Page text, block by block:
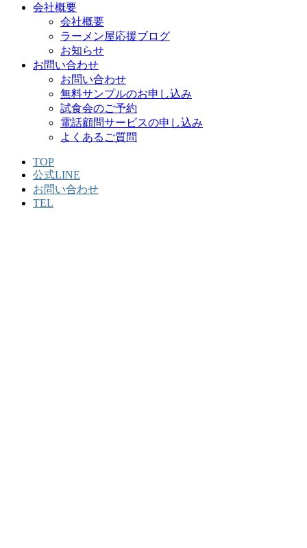
会社概要
会社概要
ラーメン屋応援ブログ
お知らせ
お問い合わせ
お問い合わせ
無料サンプルのお申し込み
試食会のご予約
電話顧問サービスの申し込み
よくあるご質問
TOP
公式LINE
お問い合わせ
TEL